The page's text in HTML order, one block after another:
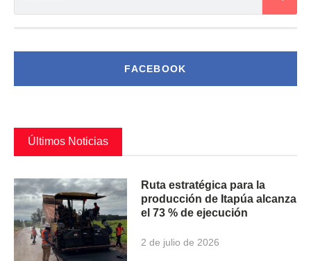
FACEBOOK
Últimos Noticias
Ruta estratégica para la
producción de Itapúa alcanza
el 73 % de ejecución
2 de julio de 2026